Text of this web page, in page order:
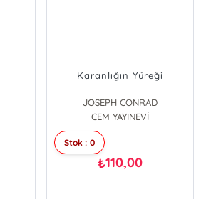
Karanlığın Yüreği
JOSEPH CONRAD
CEM YAYINEVİ
Stok : 0
₺110,00